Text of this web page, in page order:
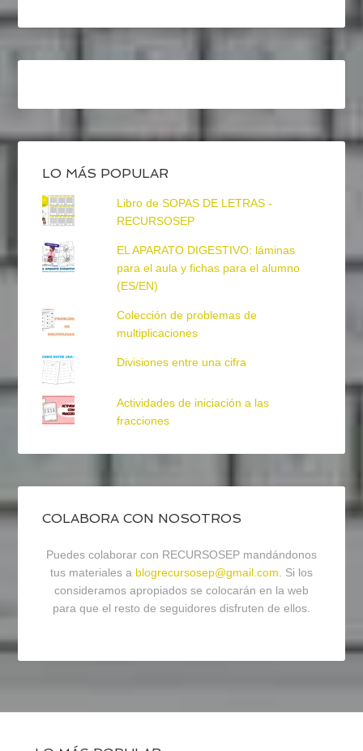
LO MÁS POPULAR
Libro de SOPAS DE LETRAS -
RECURSOSEP
EL APARATO DIGESTIVO: láminas
para el aula y fichas para el alumno
(ES/EN)
Colección de problemas de
multiplicaciones
Divisiones entre una cifra
Actividades de iniciación a las
fracciones
COLABORA CON NOSOTROS
Puedes colaborar con RECURSOSEP mandándonos
tus materiales a blogrecursosep@gmail.com. Si los
consideramos apropiados se colocarán en la web
para que el resto de seguidores disfruten de ellos.